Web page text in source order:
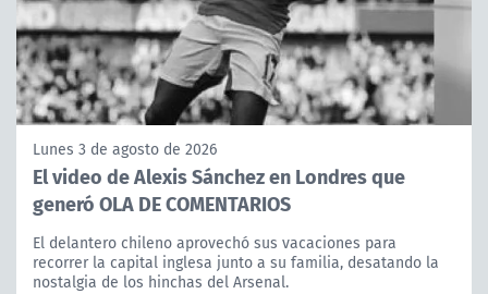
Lunes 3 de agosto de 2026
El video de Alexis Sánchez en Londres que
generó OLA DE COMENTARIOS
El delantero chileno aprovechó sus vacaciones para
recorrer la capital inglesa junto a su familia, desatando la
nostalgia de los hinchas del Arsenal.